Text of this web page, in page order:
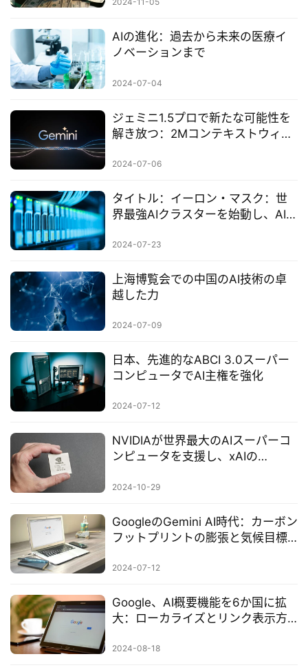
能化へ
AIの進化：過去から未来の医療イ
ノベーションまで
2024-07-04
ジェミニ1.5プロで新たな可能性を
解き放つ：2Mコンテキストウィン
マ2が利用可能に
2024-07-06
タイトル：イーロン・マスク：世
界最強AIクラスターを始動し、AIの
2024-07-23
上海博覧会での中国のAI技術の卓
越した力
2024-07-09
日本、先進的なABCI 3.0スーパー
コンピュータでAI主権を強化
2024-07-12
NVIDIAが世界最大のAIスーパーコ
ンピュータを支援し、xAIの
2024-10-29
GoogleのGemini AI時代：カーボン
フットプリントの膨張と気候目標
2024-07-12
Google、AI概要機能を6か国に拡
大：ローカライズとリンク表示方
2024-08-18